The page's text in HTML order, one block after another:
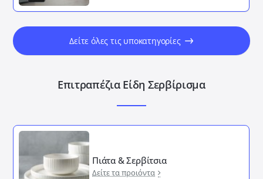
Δείτε όλες τις υποκατηγορίες
Επιτραπέζια Είδη Σερβίρισμα
Πιάτα & Σερβίτσια
Δείτε τα προιόντα